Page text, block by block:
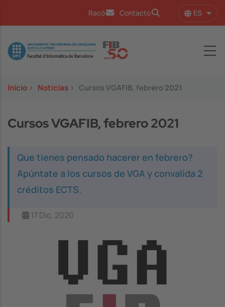
Racó Contacto ES
Image
Inicio > Notícias > Cursos VGAFIB, febrero 2021
Cursos VGAFIB, febrero 2021
Que tienes pensado hacerer en febrero?
Apúntate a los cursos de VGA y convalida 2
créditos ECTS.
17 Dic, 2020